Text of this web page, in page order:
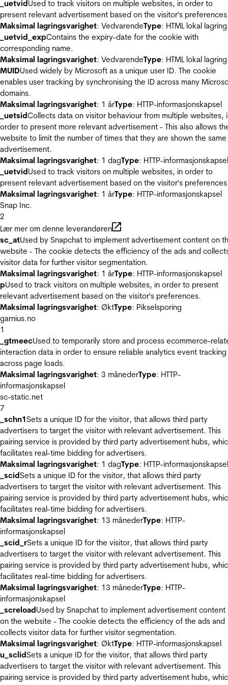
_uetvid Used to track visitors on multiple websites, in order to
present relevant advertisement based on the visitor's
Maksimal lagringsvarighet: VedvarendeType: HTML lokal lagring
_uetvid_expContains the expiry-date for the cookie with
corresponding name.
Maksimal lagringsvarighet: VedvarendeType: HTML lokal lagring
MUIDUsed widely by Microsoft as a unique user ID. The cookie
enables user tracking by synchronising the ID across many
domains.
Maksimal lagringsvarighet: 1 årType: HTTP-informasjonskapsel
_uetsidCollects data on visitor behaviour from multiple websites,
order to present more relevant advertisement - This also allows
website to limit the number of times that they are shown the same
advertisement.
Maksimal lagringsvarighet: 1 dagType: HTTP-informasjonskapsel
_uetvidUsed to track visitors on multiple websites, in order to
present relevant advertisement based on the visitor's
Maksimal lagringsvarighet: 1 årType: HTTP-informasjonskapsel
Snap Inc.
2
Lær mer om denne leverandøren
sc_atUsed by Snapchat to implement advertisement content on
website - The cookie detects the efficiency of the ads and
visitor data for further visitor segmentation.
Maksimal lagringsvarighet: 1 årType: HTTP-informasjonskapsel
pUsed to track visitors on multiple websites, in order to present
relevant advertisement based on the visitor's preferences.
Maksimal lagringsvarighet: ØktType: Pikselsporing
garnius.no
1
_gtmeecUsed to temporarily store and process ecommerce-
interaction data in order to ensure reliable analytics event tracking
across page loads.
Maksimal lagringsvarighet: 3 månederType: HTTP-
informasjonskapsel
sc-static.net
7
_schn1Sets a unique ID for the visitor, that allows third party
advertisers to target the visitor with relevant advertisement. This
pairing service is provided by third party advertisement hubs,
facilitates real-time bidding for advertisers.
Maksimal lagringsvarighet: 1 dagType: HTTP-informasjonskapsel
_scidSets a unique ID for the visitor, that allows third party
advertisers to target the visitor with relevant advertisement. This
pairing service is provided by third party advertisement hubs,
facilitates real-time bidding for advertisers.
Maksimal lagringsvarighet: 13 månederType: HTTP-
informasjonskapsel
_scid_rSets a unique ID for the visitor, that allows third party
advertisers to target the visitor with relevant advertisement. This
pairing service is provided by third party advertisement hubs,
facilitates real-time bidding for advertisers.
Maksimal lagringsvarighet: 13 månederType: HTTP-
informasjonskapsel
_screloadUsed by Snapchat to implement advertisement content
on the website - The cookie detects the efficiency of the ads and
collects visitor data for further visitor segmentation.
Maksimal lagringsvarighet: ØktType: HTTP-informasjonskapsel
u_sclidSets a unique ID for the visitor, that allows third party
advertisers to target the visitor with relevant advertisement. This
pairing service is provided by third party advertisement hubs,